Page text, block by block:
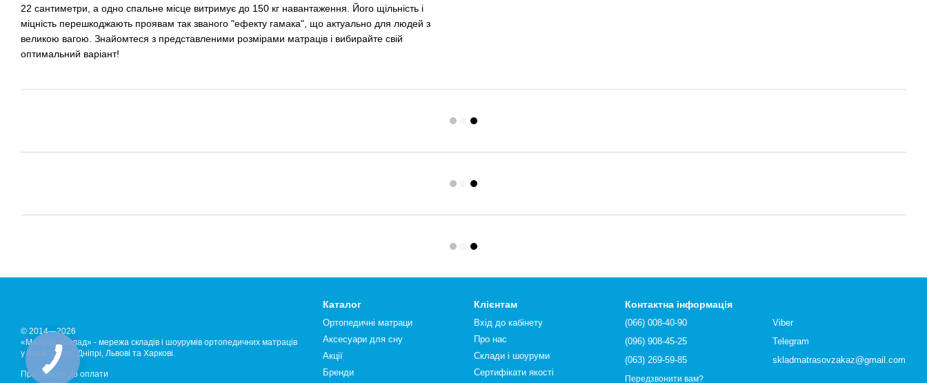
22 сантиметри, а одно спальне місце витримує до 150 кг навантаження. Його щільність і
міцність перешкоджають проявам так званого "ефекту гамака", що актуально для людей з
великою вагою. Знайомтеся з представленими розмірами матраців і вибирайте свій
оптимальний варіант!
© 2014—2026
«Матрац - Склад» - мережа складів і шоурумів ортопедичних матраців
у Києві, Одесі, Дніпрі, Львові та Харкові.
Приймаємо до оплати
Каталог
Ортопедичні матраци
Аксесуари для сну
Акції
Бренди
Клієнтам
Вхід до кабінету
Про нас
Склади і шоуруми
Сертифікати якості
Контактна інформація
(066) 008-40-90
(096) 908-45-25
(063) 269-59-85
Передзвонити вам?
Viber
Telegram
skladmatrasovzakaz@gmail.com